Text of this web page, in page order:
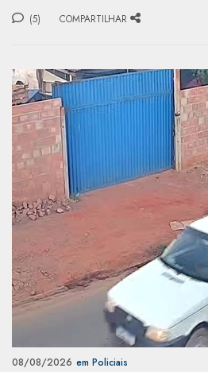
(5) COMPARTILHAR
08/08/2026 em Policiais